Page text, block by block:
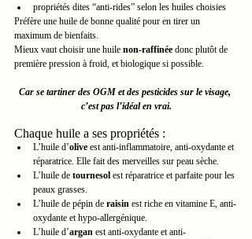
propriétés dites “anti-rides” selon les huiles choisies
Préfère une huile de bonne qualité pour en tirer un
maximum de bienfaits.
Mieux vaut choisir une huile non-raffinée donc plutôt de
première pression à froid, et biologique si possible.
Car se tartiner des OGM et des pesticides sur le visage,
c’est pas l’idéal en vrai.
Chaque huile a ses propriétés :
L’huile d’olive est anti-inflammatoire, anti-oxydante et
réparatrice. Elle fait des merveilles sur peau sèche.
L’huile de tournesol est réparatrice et parfaite pour les
peaux grasses.
L’huile de pépin de raisin est riche en vitamine E, anti-
oxydante et hypo-allergénique.
L’huile d’argan est anti-oxydante et anti-